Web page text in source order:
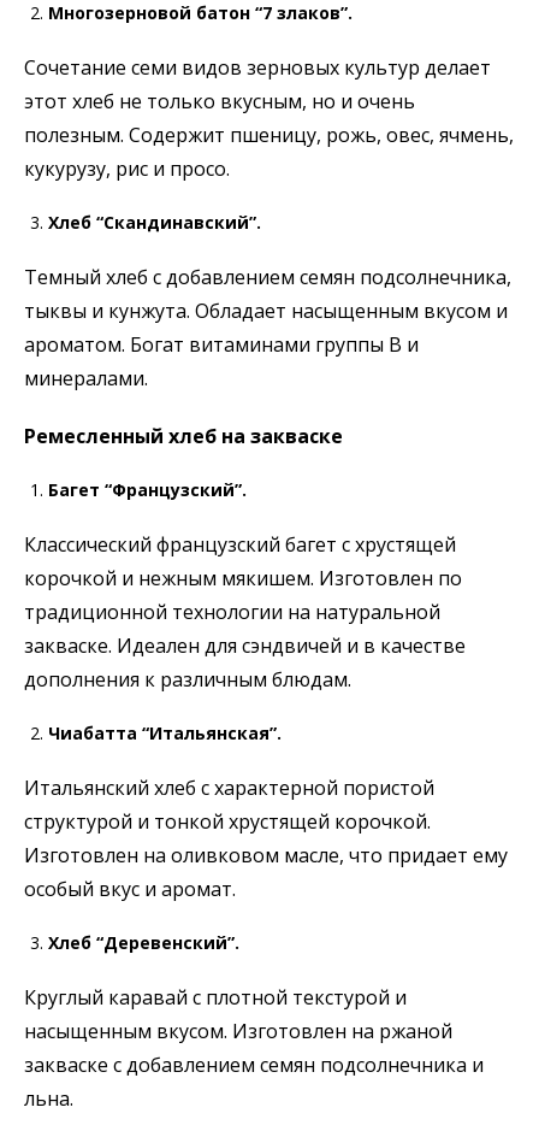
Многозерновой батон “7 злаков”.
Сочетание семи видов зерновых культур делает
этот хлеб не только вкусным, но и очень
полезным. Содержит пшеницу, рожь, овес, ячмень,
кукурузу, рис и просо.
Хлеб “Скандинавский”.
Темный хлеб с добавлением семян подсолнечника,
тыквы и кунжута. Обладает насыщенным вкусом и
ароматом. Богат витаминами группы В и
минералами.
Ремесленный хлеб на закваске
Багет “Французский”.
Классический французский багет с хрустящей
корочкой и нежным мякишем. Изготовлен по
традиционной технологии на натуральной
закваске. Идеален для сэндвичей и в качестве
дополнения к различным блюдам.
Чиабатта “Итальянская”.
Итальянский хлеб с характерной пористой
структурой и тонкой хрустящей корочкой.
Изготовлен на оливковом масле, что придает ему
особый вкус и аромат.
Хлеб “Деревенский”.
Круглый каравай с плотной текстурой и
насыщенным вкусом. Изготовлен на ржаной
закваске с добавлением семян подсолнечника и
льна.